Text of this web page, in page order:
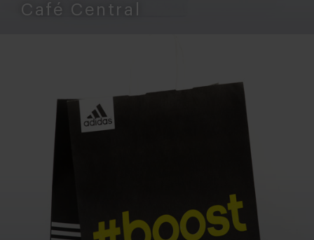
Café Central